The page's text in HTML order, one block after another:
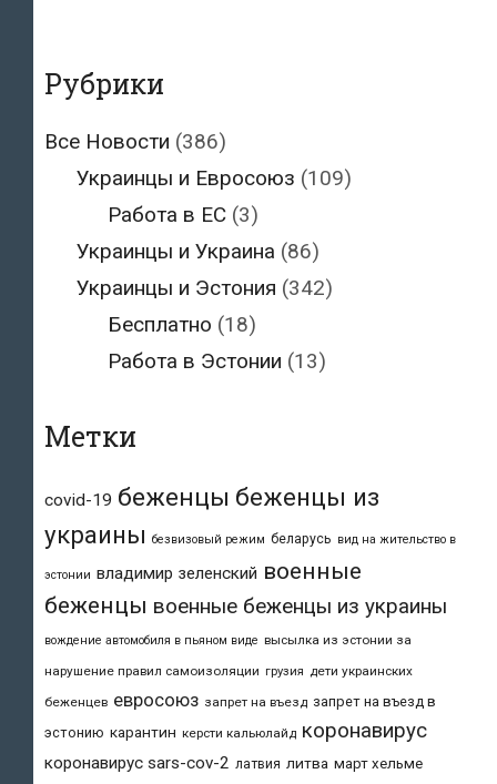
Рубрики
Все Новости (386)
Украинцы и Евросоюз (109)
Работа в ЕС (3)
Украинцы и Украина (86)
Украинцы и Эстония (342)
Бесплатно (18)
Работа в Эстонии (13)
Метки
covid-19 беженцы беженцы из
украины безвизовый режим беларусь вид на жительство в
эстонии владимир зеленский военные
беженцы военные беженцы из украины
вождение автомобиля в пьяном виде высылка из эстонии за
нарушение правил самоизоляции грузия дети украинских
беженцев евросоюз запрет на въезд запрет на въезд в
эстонию карантин керсти кальюлайд коронавирус
коронавирус sars-cov-2 латвия литва март хельме